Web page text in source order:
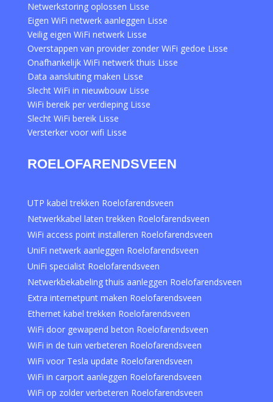
Netwerkstoring oplossen Lisse
Eigen WiFi netwerk aanleggen Lisse
Veilig eigen WiFi netwerk Lisse
Overstappen van provider zonder WiFi gedoe Lisse
Onafhankelijk WiFi netwerk thuis Lisse
Data aansluiting maken Lisse
Slecht WiFi in nieuwbouw Lisse
WiFi bereik per verdieping Lisse
Slecht WiFi bereik Lisse
Versterker voor wifi Lisse
ROELOFARENDSVEEN
UTP kabel trekken Roelofarendsveen
Netwerkkabel laten trekken Roelofarendsveen
WiFi access point installeren Roelofarendsveen
UniFi netwerk aanleggen Roelofarendsveen
UniFi specialist Roelofarendsveen
Netwerkbekabeling thuis aanleggen Roelofarendsveen
Extra internetpunt maken Roelofarendsveen
Ethernet kabel trekken Roelofarendsveen
WiFi door gewapend beton Roelofarendsveen
WiFi in de tuin verbeteren Roelofarendsveen
WiFi voor Tesla update Roelofarendsveen
WiFi in carport aanleggen Roelofarendsveen
WiFi op zolder verbeteren Roelofarendsveen